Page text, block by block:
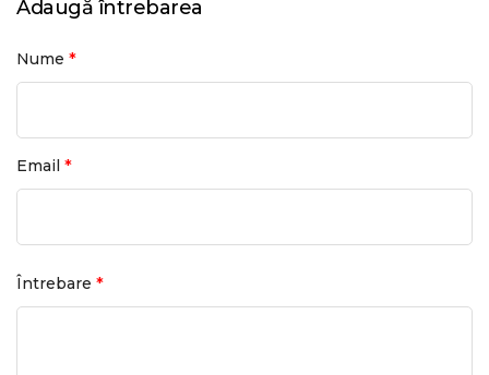
Adaugă întrebarea
Nume *
Email *
Întrebare *